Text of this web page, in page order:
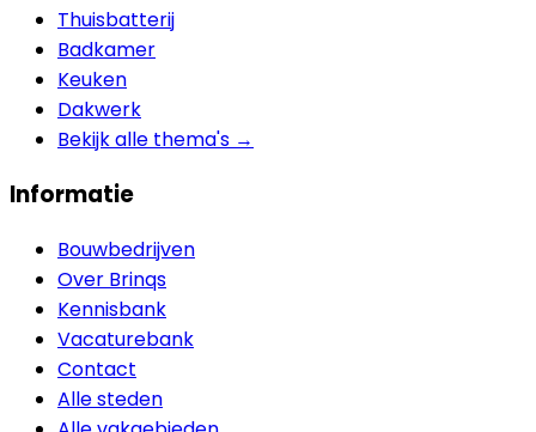
Thuisbatterij
Badkamer
Keuken
Dakwerk
Bekijk alle thema's →
Informatie
Bouwbedrijven
Over Brinqs
Kennisbank
Vacaturebank
Contact
Alle steden